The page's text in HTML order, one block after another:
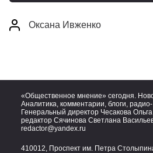
Оксана Ивженко
«Общественное мнение» сегодня.
Аналитика, комментарии, блоги,
Генеральный директор Чесакова
редактор Сячинова Светлана
redactor@yandex.ru
410012, Проспект им. Петра